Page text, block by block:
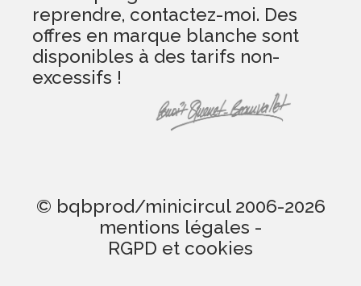
reprendre, contactez-moi. Des
offres en marque blanche sont
disponibles à des tarifs non-
excessifs !
© bqbprod/minicircul 2006-2026
mentions légales -
RGPD et cookies